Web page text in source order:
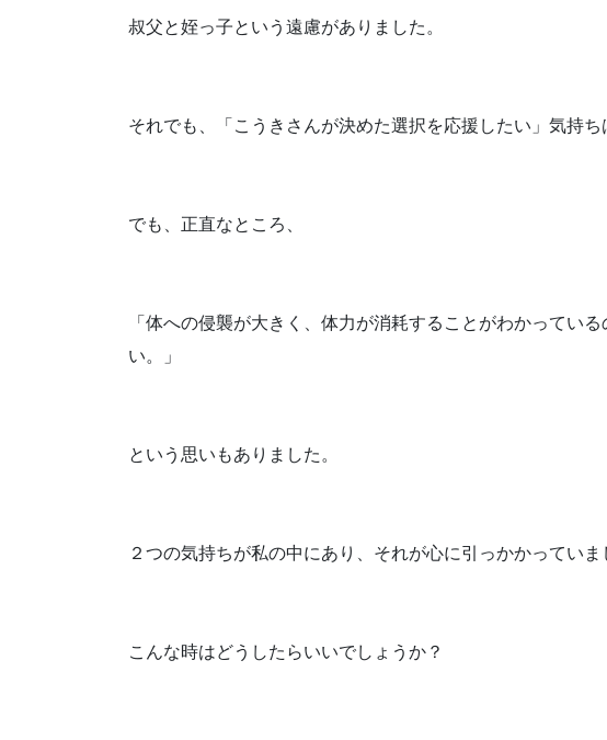
叔父と姪っ子という遠慮がありました。
それでも、「こうきさんが決めた選択を応援したい」気持ち
でも、正直なところ、
「体への侵襲が大きく、体力が消耗することがわかってい
い。」
という思いもありました。
２つの気持ちが私の中にあり、それが心に引っかかっていま
こんな時はどうしたらいいでしょうか？